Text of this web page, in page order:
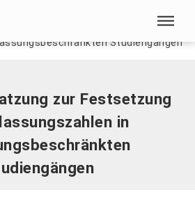
– Satzung zur Festsetzung von
Studiengängen
zur Festsetzung
in